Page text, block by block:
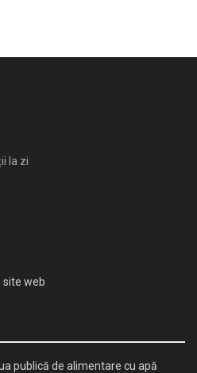
la zi
site web
publică de alimentare cu apă